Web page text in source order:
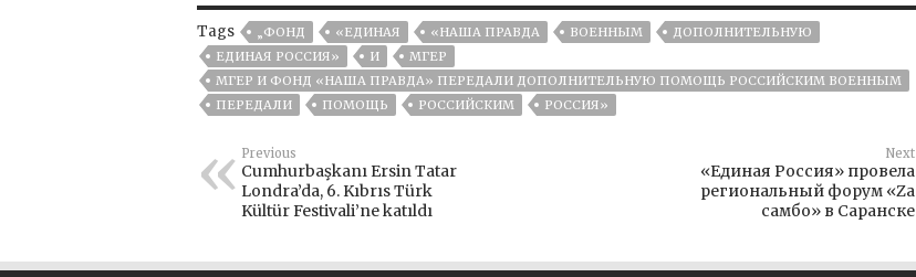
Tags „ФОНД «ЕДИНАЯ «НАША ПРАВДА ВОЕННЫМ
ДОПОЛНИТЕЛЬНУЮ
ЕДИНАЯ РОССИЯ»
И
МГЕР
МГЕР И ФОНД «НАША ПРАВДА» ПЕРЕДАЛИ ДОПОЛНИТЕЛЬНУЮ ПОМОЩЬ РОССИЙСКИМ ВОЕННЫМ
ПЕРЕДАЛИ
ПОМОЩЬ РОССИЙСКИМ РОССИЯ»
Previous
Cumhurbaşkanı Ersin Tatar
Londra’da, 6. Kıbrıs Türk
Kültür Festivali’ne katıldı
Next
«Единая Россия» провела
региональный форум «Zа
самбо» в Саранске